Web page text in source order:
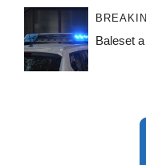
Baleset